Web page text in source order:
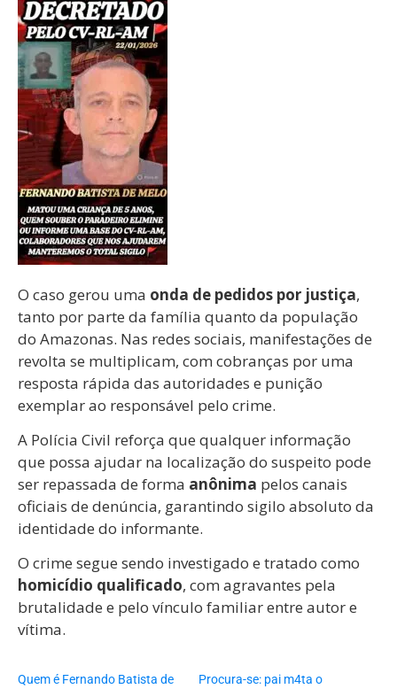
O caso gerou uma onda de pedidos por justiça,
tanto por parte da família quanto da população
do Amazonas. Nas redes sociais, manifestações de
revolta se multiplicam, com cobranças por uma
resposta rápida das autoridades e punição
exemplar ao responsável pelo crime.
A Polícia Civil reforça que qualquer informação
que possa ajudar na localização do suspeito pode
ser repassada de forma anônima pelos canais
oficiais de denúncia, garantindo sigilo absoluto da
identidade do informante.
O crime segue sendo investigado e tratado como
homicídio qualificado, com agravantes pela
brutalidade e pelo vínculo familiar entre autor e
vítima.
Quem é Fernando Batista de
Procura-se: pai m4ta o